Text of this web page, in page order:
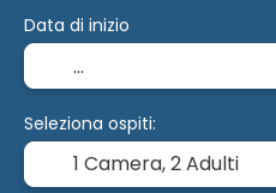
Data di inizio
Seleziona ospiti:
1 Camera,2 Adulti